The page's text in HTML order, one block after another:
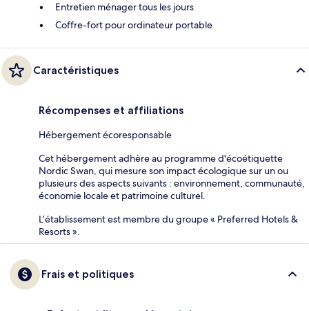
Entretien ménager tous les jours
Coffre-fort pour ordinateur portable
Caractéristiques
Récompenses et affiliations
Hébergement écoresponsable
Cet hébergement adhère au programme d'écoétiquette
Nordic Swan, qui mesure son impact écologique sur un ou
plusieurs des aspects suivants : environnement, communauté,
économie locale et patrimoine culturel.
L’établissement est membre du groupe « Preferred Hotels &
Resorts ».
Frais et politiques